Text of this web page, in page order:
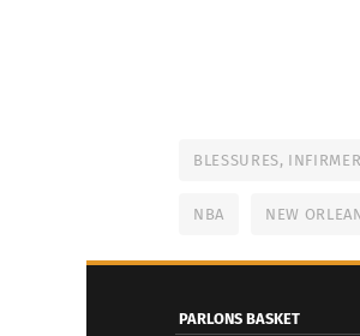
BLESSURES,
NBA NEW
PARLONS BASKET